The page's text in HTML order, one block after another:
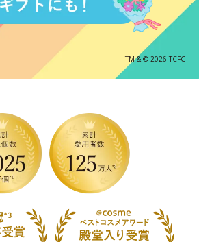
TM & © 2026 TCFC